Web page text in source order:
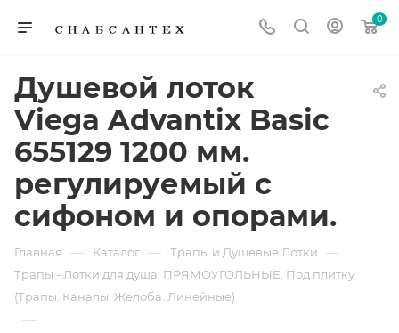
0
Душевой лоток
Viega Advantix Basic
655129 1200 мм.
регулируемый с
сифоном и опорами.
Главная — Каталог — Трапы и Душевые Лотки —
Трапы - Лотки для душа. ПРЯМОУГОЛЬНЫЕ. Под плитку
(Трапы. Каналы. Желоба. Линейные).
—